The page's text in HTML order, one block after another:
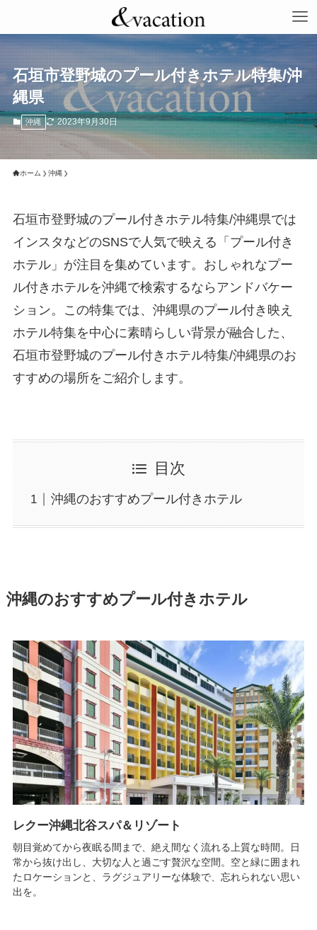
石垣市登野城のプール付きホテル特集/沖
縄県
沖縄 2023年9月30日
ホーム 沖縄
石垣市登野城のプール付きホテル特集/沖縄県では
インスタなどのSNSで人気で映える「プール付き
ホテル」が注目を集めています。おしゃれなプー
ル付きホテルを沖縄で検索するならアンドバケー
ション。この特集では、沖縄県のプール付き映え
ホテル特集を中心に素晴らしい背景が融合した、
石垣市登野城のプール付きホテル特集/沖縄県のお
すすめの場所をご紹介します。
目次
沖縄のおすすめプール付きホテル
沖縄のおすすめプール付きホテル
レクー沖縄北谷スパ＆リゾート
朝目覚めてから夜眠る間まで、絶え間なく流れる上質な時間。日
常から抜け出し、大切な人と過ごす贅沢な空間。空と緑に囲まれ
たロケーションと、ラグジュアリーな体験で、忘れられない思い
出を。